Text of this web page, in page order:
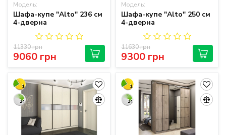
Модель:
Шафа-купе "Alto" 236 см
4-дверна
9060 грн
11330 грн
Модель:
Шафа-купе "Alto" 250 см
4-дверна
9300 грн
11630 грн
1
24
1
24